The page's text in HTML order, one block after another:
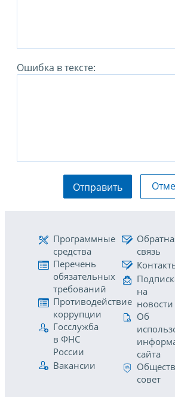
Ошибка в тексте:
Отправить
Программные
средства
Перечень
обязательных
требований
Противодействие
коррупции
Госслужба
в ФНС
России
Вакансии
связь
на
новости
Об
сайта
совет